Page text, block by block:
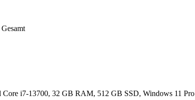
i7-13700, 32 GB RAM, 512 GB SSD, Windows 11 Pro